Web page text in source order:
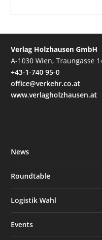
Verlag Holzhausen GmbH
A-1030 Wien, Traungasse
+43-1-740 95-0
office@verkehr.co.at
www.verlagholzhausen.at
News
Roundtable
Logistik Wahl
Events